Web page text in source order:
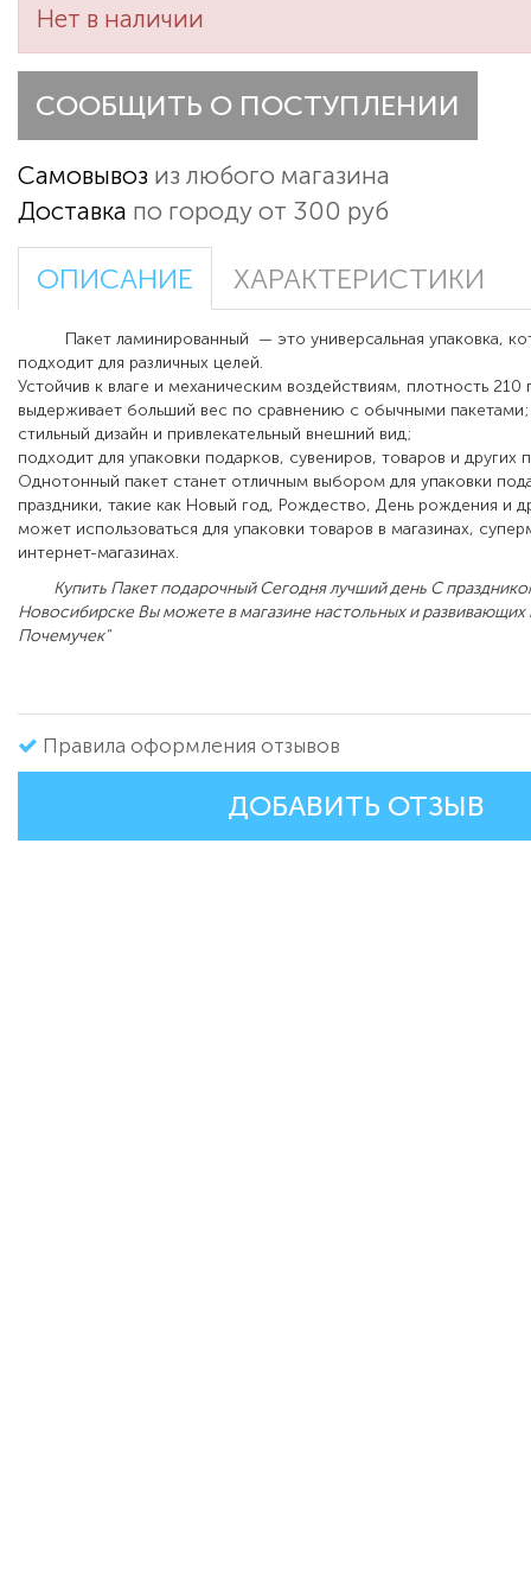
Нет в наличии
СООБЩИТЬ О ПОСТУПЛЕНИИ
Самовывоз из любого магазина
Доставка по городу от 300 руб
ОПИСАНИЕ ХАРАКТЕРИСТИКИ
Пакет ламинированный — это универсальная упаковка,
подходит для различных целей.
Устойчив к влаге и механическим воздействиям, плотность 210
выдерживает больший вес по сравнению с обычными пакетами;
стильный дизайн и привлекательный внешний вид;
подходит для упаковки подарков, сувениров, товаров и других
Однотонный пакет станет отличным выбором для упаковки
праздники, такие как Новый год, Рождество, День рождения и
может использоваться для упаковки товаров в магазинах,
интернет-магазинах.
Купить Пакет подарочный Сегодня лучший день С
Новосибирске Вы можете в магазине настольных и развивающих
Почемучек"
Правила оформления отзывов
ДОБАВИТЬ ОТЗЫВ